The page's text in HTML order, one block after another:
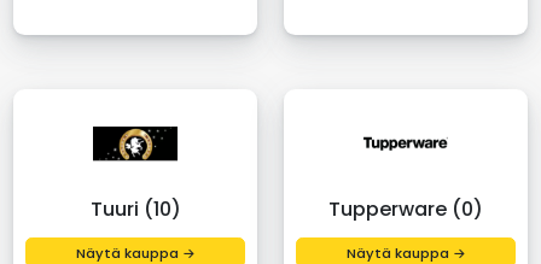
Tuuri (10)
Näytä kauppa →
Tupperware (0)
Näytä kauppa →